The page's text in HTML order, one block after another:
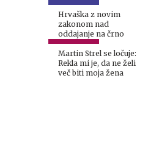
Hrvaška z novim
zakonom nad
oddajanje na črno
Martin Strel se ločuje:
Rekla mi je, da ne želi
več biti moja žena